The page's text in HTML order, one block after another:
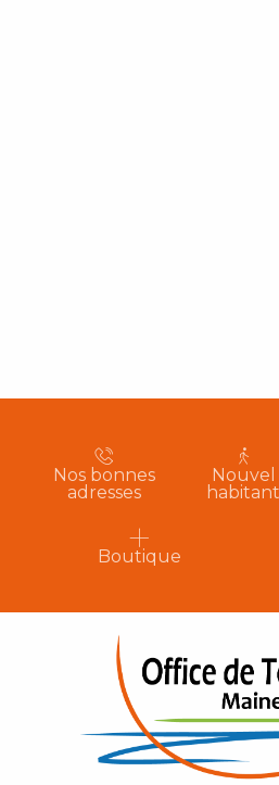
Nos bonnes
adresses
Nouvel
habitant
Boutique